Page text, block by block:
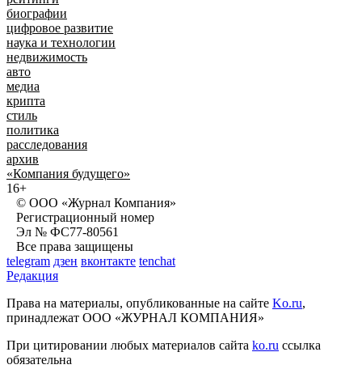
биографии
цифровое развитие
наука и технологии
недвижимость
авто
медиа
крипта
стиль
политика
расследования
архив
«Компания будущего»
16+
© ООО «Журнал Компания»
Регистрационный номер
Эл № ФС77-80561
Все права защищены
telegram дзен вконтакте tenchat
Редакция
Права на материалы, опубликованные на сайте Ko.ru,
принадлежат ООО «ЖУРНАЛ КОМПАНИЯ»
При цитировании любых материалов сайта ko.ru ссылка
обязательна